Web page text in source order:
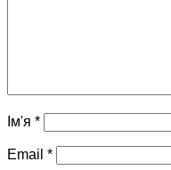
Ім'я *
Email *